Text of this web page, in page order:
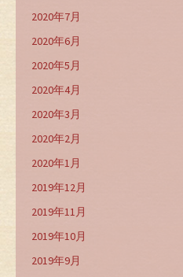
2020年7月
2020年6月
2020年5月
2020年4月
2020年3月
2020年2月
2020年1月
2019年12月
2019年11月
2019年10月
2019年9月